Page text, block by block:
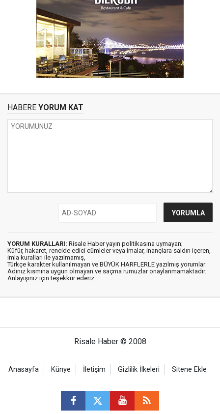
HABERE YORUM KAT
YORUM KURALLARI: Risale Haber yayın politikasına uymayan;
Küfür, hakaret, rencide edici cümleler veya imalar, inançlara saldırı içeren,
imla kuralları ile yazılmamış,
Türkçe karakter kullanılmayan ve BÜYÜK HARFLERLE yazılmış yorumlar
Adınız kısmına uygun olmayan ve saçma rumuzlar onaylanmamaktadır.
Anlayışınız için teşekkür ederiz.
Risale Haber © 2008
Anasayfa Künye İletişim Gizlilik İlkeleri Sitene Ekle